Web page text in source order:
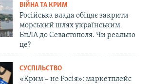
ВІЙНА ТА КРИМ
Російська влада обіцяє закрити
морський шлях українським
БпЛА до Севастополя. Чи реально
це?
СУСПІЛЬСТВО
«Крим – не Росія»: маркетплейс